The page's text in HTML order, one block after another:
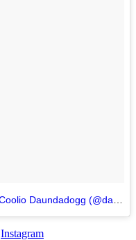
Instagram